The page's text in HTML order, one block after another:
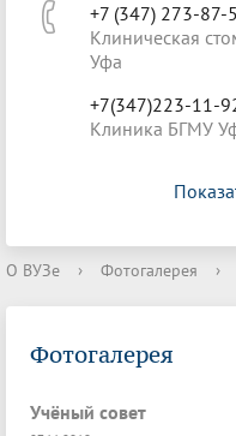
+7 (347) 273-87-
Клиническая
Уфа
+7(347)223-11-
Клиника БГМУ
О ВУЗе › Фотогалерея ›
Фотогалерея
Учёный совет